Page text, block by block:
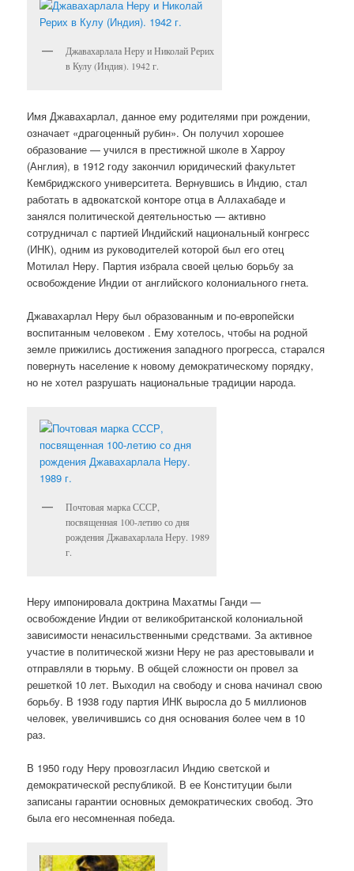
Джавахарлала Неру и Николай Рерих
в Кулу (Индия). 1942 г.
Имя Джавахарлал, данное ему родителями при рождении,
означает «драгоценный рубин». Он получил хорошее
образование — учился в престижной школе в Харроу
(Англия), в 1912 году закончил юридический факультет
Кембриджского университета. Вернувшись в Индию, стал
работать в адвокатской конторе отца в Аллахабаде и
занялся политической деятельностью — активно
сотрудничал с партией Индийский национальный конгресс
(ИНК), одним из руководителей которой был его отец
Мотилал Неру. Партия избрала своей целью борьбу за
освобождение Индии от английского колониального гнета.
Джавахарлал Неру был образованным и по-европейски
воспитанным человеком . Ему хотелось, чтобы на родной
земле прижились достижения западного прогресса, старался
повернуть население к новому демократическому порядку,
но не хотел разрушать национальные традиции народа.
Почтовая марка СССР,
посвященная 100-летию со дня
рождения Джавахарлала Неру. 1989
г.
Неру импонировала доктрина Махатмы Ганди —
освобождение Индии от великобританской колониальной
зависимости ненасильственными средствами. За активное
участие в политической жизни Неру не раз арестовывали и
отправляли в тюрьму. В общей сложности он провел за
решеткой 10 лет. Выходил на свободу и снова начинал свою
борьбу. В 1938 году партия ИНК выросла до 5 миллионов
человек, увеличившись со дня основания более чем в 10
раз.
В 1950 году Неру провозгласил Индию светской и
демократической республикой. В ее Конституции были
записаны гарантии основных демократических свобод. Это
была его несомненная победа.